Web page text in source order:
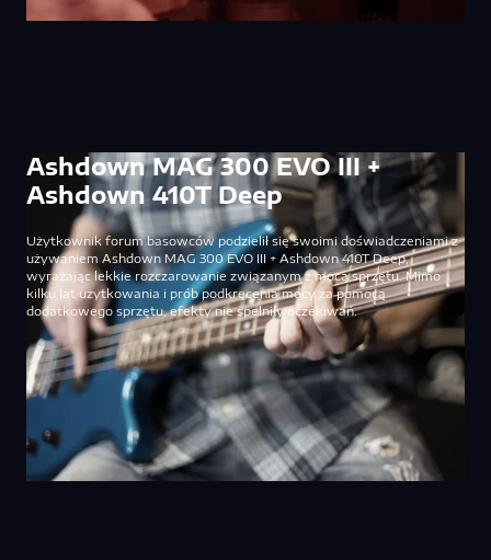
Ashdown MAG 300 EVO III +
Ashdown 410T Deep
Użytkownik forum basowców podzielił się swoimi doświadczeniami z
używaniem Ashdown MAG 300 EVO III + Ashdown 410T Deep,
wyrażając lekkie rozczarowanie związanym z mocą sprzętu. Mimo
kilku lat użytkowania i prób podkręcenia mocy za pomocą
dodatkowego sprzętu, efekty nie spełniły oczekiwań.